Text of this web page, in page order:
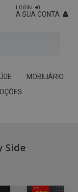
LOGIN
A SUA CONTA
MOBILIÁRIO
Side